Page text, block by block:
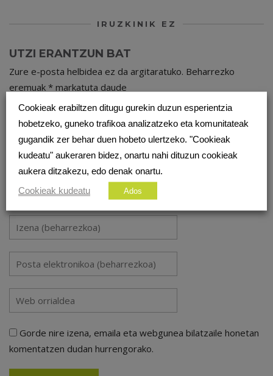
IRUZKINIK EZ
UTZI ERANTZUN BAT
Zure e-posta helbidea ez da argitaratuko. Beharrezko
eremuak * markatuta daude
Gorde nire izena, emaila eta webgunea bilatzaile honetan
komentatzen dudan hurrengorako.
Cookieak erabiltzen ditugu gurekin duzun esperientzia
hobetzeko, guneko trafikoa analizatzeko eta komunitateak
gugandik zer behar duen hobeto ulertzeko. "Cookieak
kudeatu" aukeraren bidez, onartu nahi dituzun cookieak
aukera ditzakezu, edo denak onartu.
Cookieak kudeatu
Ados